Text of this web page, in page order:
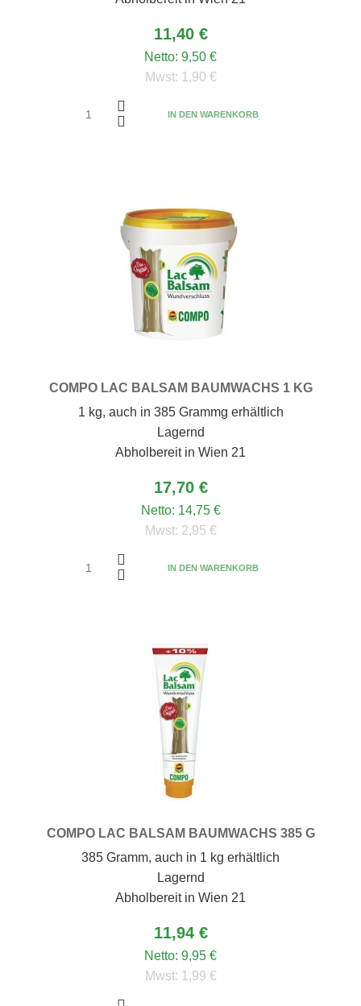
11,40 €
Netto: 9,50 €
Mwst: 1,90 €
IN DEN WARENKORB
COMPO LAC BALSAM BAUMWACHS 1 KG
1 kg, auch in 385 Grammg erhältlich
Lagernd
Abholbereit in Wien 21
17,70 €
Netto: 14,75 €
Mwst: 2,95 €
IN DEN WARENKORB
COMPO LAC BALSAM BAUMWACHS 385 G
385 Gramm, auch in 1 kg erhältlich
Lagernd
Abholbereit in Wien 21
11,94 €
Netto: 9,95 €
Mwst: 1,99 €